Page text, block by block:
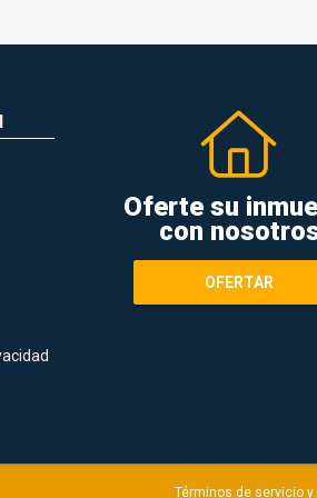
Oferte su
con
OFERTAR
Términos de servicio y